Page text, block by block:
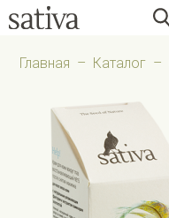
Главная – Каталог –